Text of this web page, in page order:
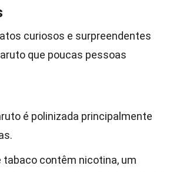
curiosos e surpreendentes
que poucas pessoas
é polinizada principalmente
tabaco contêm nicotina, um